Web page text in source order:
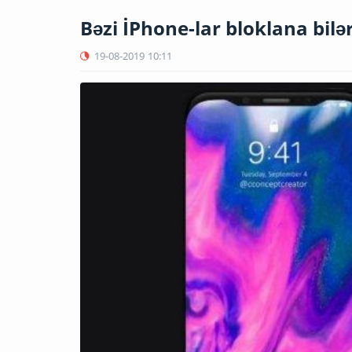
Bəzi İPhone-lar bloklana
19-08-2019 10:11